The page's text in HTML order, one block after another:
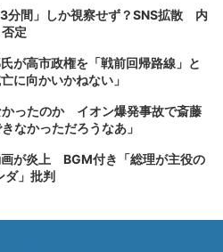
分間」しか視察せず？SNS拡散 内
定
が高市政権を「戦前回帰路線」と
に向かいかねない」
ったのか イオン爆発事故で斎藤
なかっただろうなあ」
が炎上 BGM付き「総理が主役の
ダ」批判